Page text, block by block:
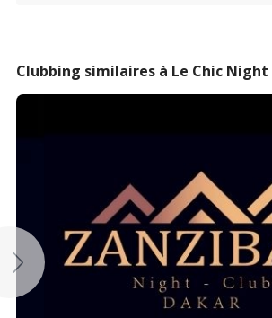
Clubbing similaires à Le Chic Night